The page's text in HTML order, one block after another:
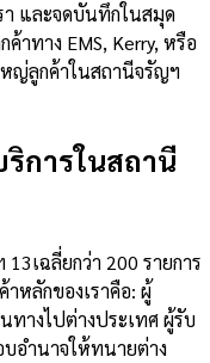
า และจดบันทึกในสมุด
าทาง EMS, Kerry, หรือ
ญ่ลูกค้าในสถานีจรัญฯ
การในสถานี
เฉลี่ยกว่า 200 รายการ
หลักของเราคือ: ผู้
างไปต่างประเทศ ผู้รับ
อำนาจให้ทนายต่าง